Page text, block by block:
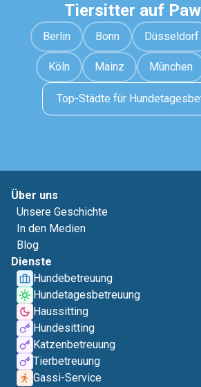
Tiersitter auf
Berlin Bonn Düsseldorf
Köln Mainz München
Top-Städte für
Über uns
Unsere Geschichte
In den Medien
Blog
Dienste
Hundebetreuung
Hundetagesbetreuung
Haussitting
Hundesitting
Katzenbetreuung
Tierbetreuung
Gassi-Service